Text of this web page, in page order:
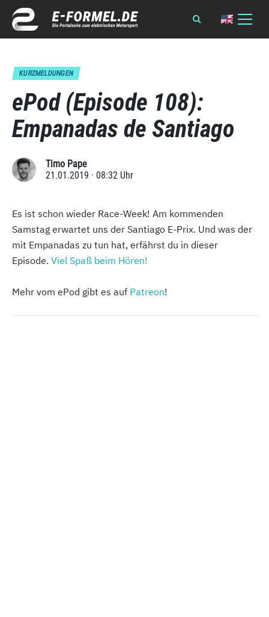
KURZMELDUNGEN
ePod (Episode 108):
Empanadas de Santiago
Timo Pape
21.01.2019 · 08:32 Uhr
Es ist schon wieder Race-Week! Am kommenden
Samstag erwartet uns der Santiago E-Prix. Und was der
mit Empanadas zu tun hat, erfährst du in dieser
Episode. Viel Spaß beim Hören!
Mehr vom ePod gibt es auf Patreon!